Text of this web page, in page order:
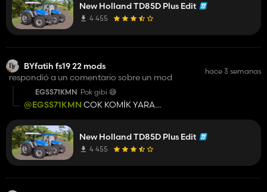
New Holland TD85D Plus Edit
4 455
BYfatih fs19 22 mods
respondió a un comentario sobre un mod
hace 3 semanas
EGSS71KMN Pok gibi 😅
@EGSS71KMN COK KOMİK YARAM
New Holland TD85D Plus Edit
4 455